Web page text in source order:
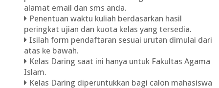
alamat email dan sms anda.
Penentuan waktu kuliah berdasarkan hasil
peringkat ujian dan kuota kelas yang tersedia.
Isilah form pendaftaran sesuai urutan dimulai dari
atas ke bawah.
Kelas Daring saat ini hanya untuk Fakultas Agama
Islam.
Kelas Daring diperuntukkan bagi calon mahasiswa